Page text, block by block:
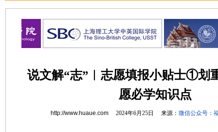
说文解“志”︱志愿填报小贴士①划
愿必学知识点
http://www.huaue.com2024年6月25日 来源： 微信公众号：